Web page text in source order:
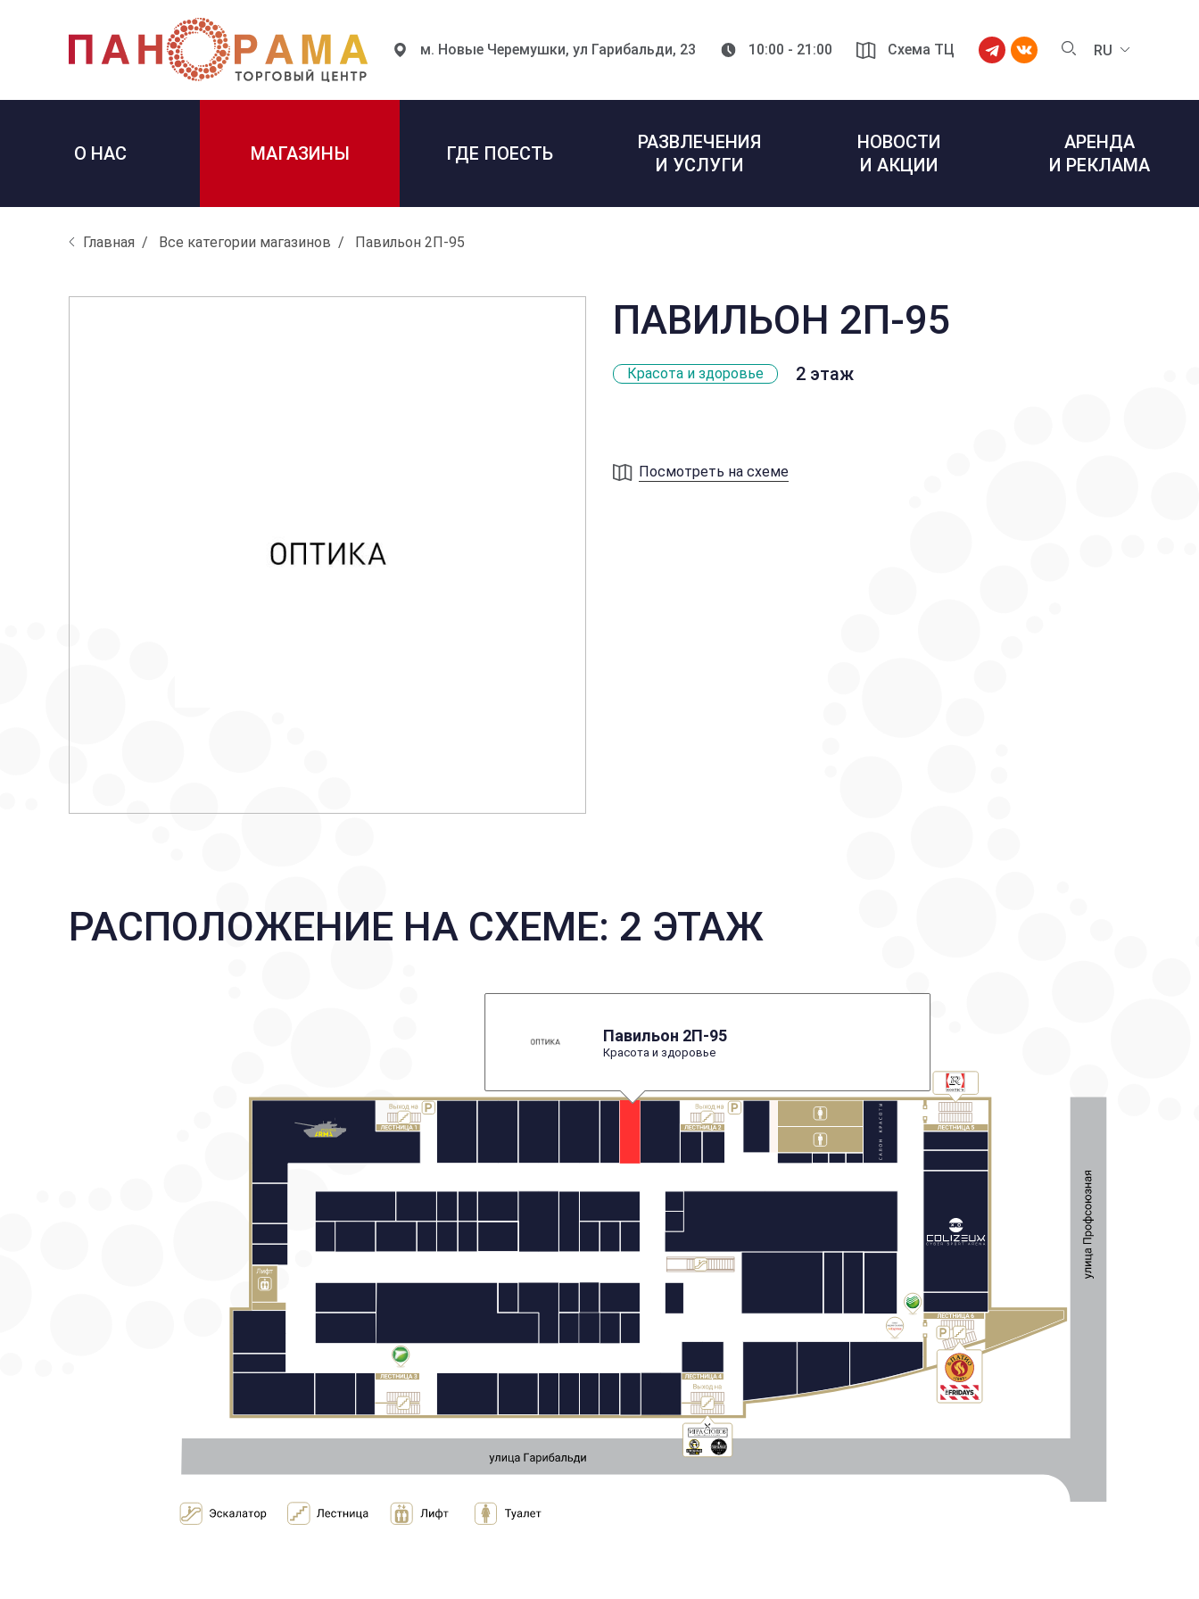
м. Новые Черемушки, ул Гарибальди, 23 10:00 - 21:00 Схема ТЦ RU
О НАС МАГАЗИНЫ ГДЕ ПОЕСТЬ
РАЗВЛЕЧЕНИЯ
И УСЛУГИ
НОВОСТИ
И АКЦИИ
АРЕНДА
И РЕКЛАМА
Главная Все категории магазинов Павильон 2П-95
ПАВИЛЬОН 2П-95
Красота и здоровье 2 этаж
Посмотреть на схеме
РАСПОЛОЖЕНИЕ НА СХЕМЕ: 2 ЭТАЖ
Павильон 2П-95
Красота и здоровье